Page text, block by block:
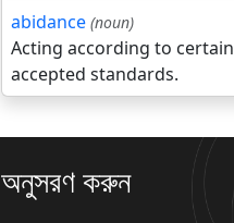
abidance (noun)
Acting according to certain
accepted standards.
অনুসরণ করুন